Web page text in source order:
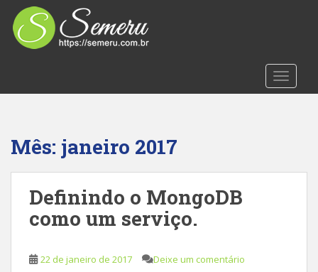
Mês: janeiro 2017
Definindo o MongoDB
como um serviço.
22 de janeiro de 2017 Deixe um comentário